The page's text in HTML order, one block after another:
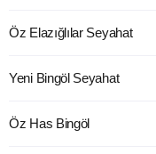
Öz Elazığlılar Seyahat
Yeni Bingöl Seyahat
Öz Has Bingöl